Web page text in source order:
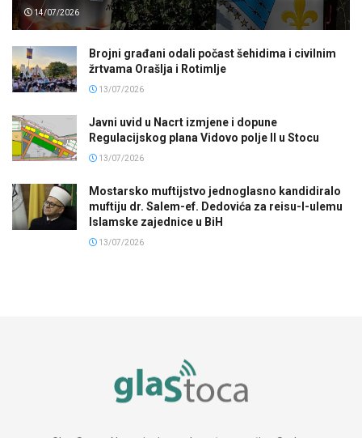
14/07/2026
Brojni građani odali počast šehidima i civilnim
žrtvama Orašlja i Rotimlje
13/07/2026
Javni uvid u Nacrt izmjene i dopune
Regulacijskog plana Vidovo polje II u Stocu
13/07/2026
Mostarsko muftijstvo jednoglasno kandidiralo
muftiju dr. Salem-ef. Dedovića za reisu-l-ulemu
Islamske zajednice u BiH
13/07/2026